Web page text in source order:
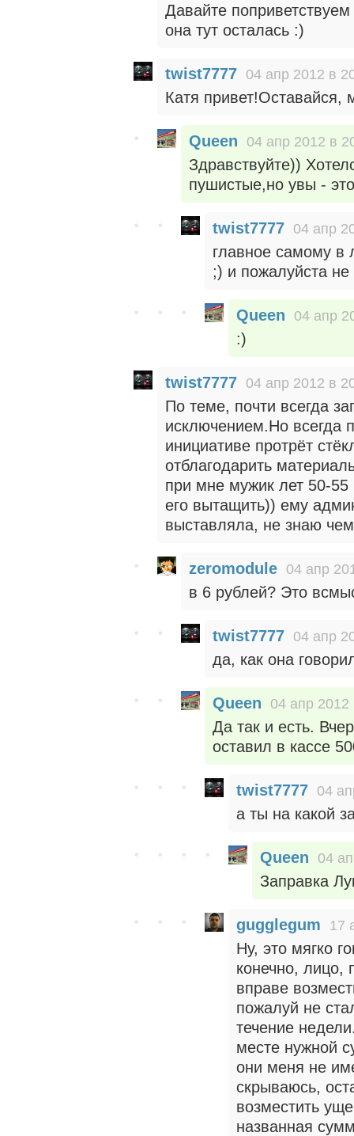
Давайте
она тут осталась :)
twist7777 04 апр 2012 в
Катя
Queen 04 апр 2012 в
Здравствуйте))
пушистые,но увы -
twist7777 04 апр
главное самому в
;) и пожалуйста
Queen 04 апр
:)
twist7777 04 апр 2012 в
По теме, почти всегда
исключением.Но всегда
инициативе протрёт
отблагодарить
при мне мужик лет 50-
его вытащить)) ему
выставляла, не знаю
zeromodule 04 апр
в 6 рублей? Это
twist7777 04 апр
да, как она
Queen 04 апр 2012
Да так и есть.
оставил в кассе
twist7777 04
а ты на какой
Queen 04
Заправка
gugglegum 17
Ну, это мягко
конечно, лицо,
вправе
пожалуй не
течение
месте нужной
они меня не
скрываюсь,
возместить
названная